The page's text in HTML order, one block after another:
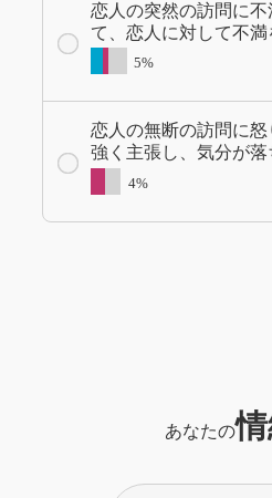
恋人の突然の訪問に
て、恋人に対して不満
5%
恋人の無断の訪問に
強く主張し、気分が落
4%
あなたの